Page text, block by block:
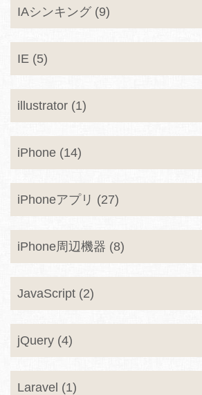
IAシンキング (9)
IE (5)
illustrator (1)
iPhone (14)
iPhoneアプリ (27)
iPhone周辺機器 (8)
JavaScript (2)
jQuery (4)
Laravel (1)